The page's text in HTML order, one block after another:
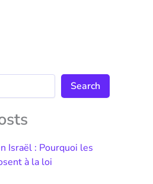
Search
Israël : Pourquoi les
à la loi